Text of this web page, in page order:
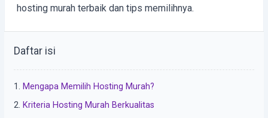
hosting murah terbaik dan tips memilihnya.
Daftar isi
Mengapa Memilih Hosting Murah?
Kriteria Hosting Murah Berkualitas